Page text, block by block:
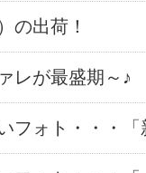
出荷！
が最盛期～♪
フォト・・・「